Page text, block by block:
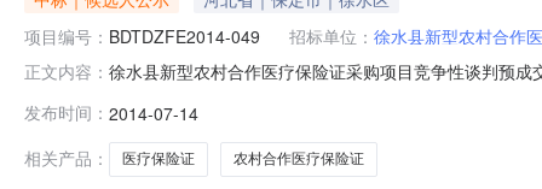
项目编号： BDTDZFE2014-049 招标单位： 徐水县新型农村合作
正文内容： 徐水县新型农村合作医疗保险证采购项目竞争性谈判预
代理机构联系方式：电话0312-5955911传真0312-
发布时间： 2014-07-14
相关产品：
医疗保险证 农村合作医疗保险证